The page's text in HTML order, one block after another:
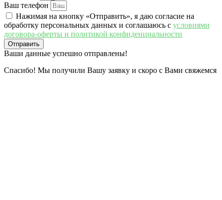
Ваш телефон
Нажимая на кнопку «Отправить», я даю согласие на
обработку персональных данных и соглашаюсь c условиями
договора-оферты и политикой конфиденциальности
Отправить
Ваши данные успешно отправлены!
Спасибо! Мы получили Вашу заявку и скоро с Вами свяжемся